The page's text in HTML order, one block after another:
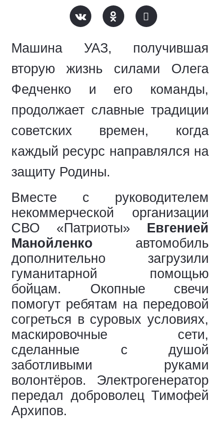
Машина УАЗ, получившая
вторую жизнь силами Олега
Федченко и его команды,
продолжает славные традиции
советских времен, когда
каждый ресурс направлялся на
защиту Родины.
Вместе с руководителем
некоммерческой организации
СВО «Патриоты» Евгенией
Манойленко автомобиль
дополнительно загрузили
гуманитарной помощью
бойцам. Окопные свечи
помогут ребятам на передовой
согреться в суровых условиях,
маскировочные сети,
сделанные с душой
заботливыми руками
волонтёров. Электрогенератор
передал доброволец Тимофей
Архипов.